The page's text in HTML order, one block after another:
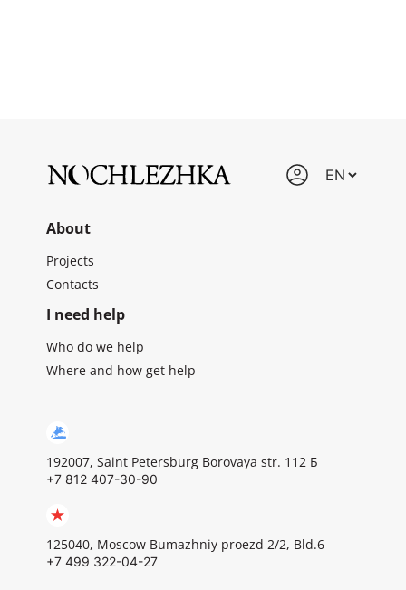
About
Projects
Contacts
I need help
Who do we help
Where and how get help
192007, Saint Petersburg Borovaya str. 112 Б
+7 812 407-30-90
125040, Moscow Bumazhniy proezd 2/2, Bld.6
+7 499 322-04-27